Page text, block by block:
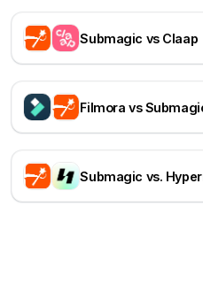
Submagic vs Claap
Filmora vs
Submagic vs.